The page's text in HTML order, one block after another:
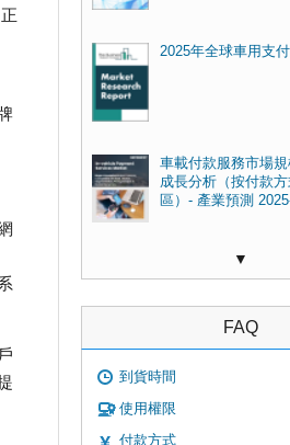
2025年全球車用支
車載付款服務市場
成長分析（按付款
區）- 產業預測
▼
FAQ
到貨時間
使用權限
付款方式